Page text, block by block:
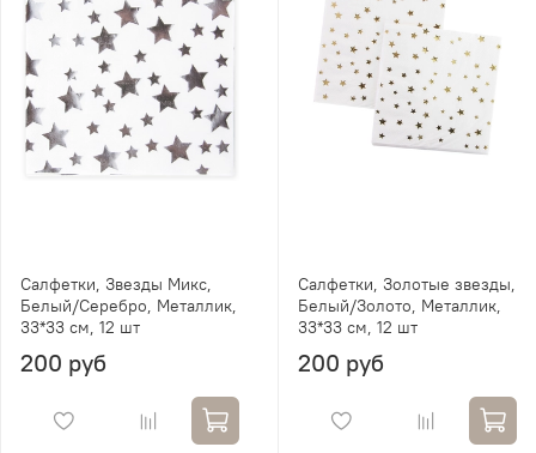
Салфетки, Звезды Микс,
Белый/Серебро, Металлик,
33*33 см, 12 шт
200 руб
Салфетки, Золотые звезды,
Белый/Золото, Металлик,
33*33 см, 12 шт
200 руб